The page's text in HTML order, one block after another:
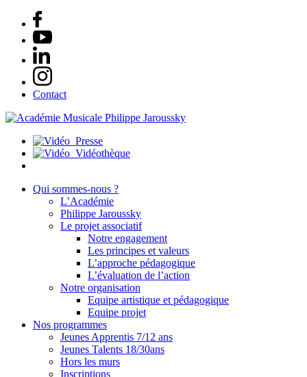
Contact
Presse
Vidéothèque
Qui sommes-nous ?
L’Académie
Philippe Jaroussky
Le projet associatif
Notre engagement
Les principes et valeurs
L’approche pédagogique
L’évaluation de l’action
Notre organisation
Equipe artistique et pédagogique
Equipe projet
Nos programmes
Jeunes Apprentis 7/12 ans
Jeunes Talents 18/30ans
Hors les murs
Inscriptions